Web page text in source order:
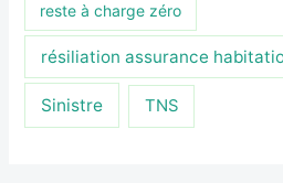
reste à charge zéro
résiliation assurance
Sinistre TNS